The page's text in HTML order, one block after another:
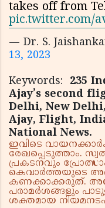
takes off from
pic.twitter.com/
— Dr. S.
13, 2023
Keywords: 235
Ajay’s second
Delhi, New
Ajay, Flight,
National News.
ഇവിടെ
രേഖപ്പെടുത്താം.
പ്രകടനവും
കെവാർത്തയുടെ
കണക്കാക്കരുത്.
പരാമർശങ്ങളും
ശക്തമായ